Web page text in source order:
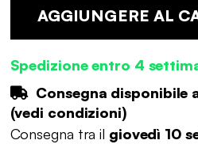
AGGIUNGERE AL
Spedizione entro 4
Consegna disponibile
(vedi condizioni)
Consegna tra il giovedì 10